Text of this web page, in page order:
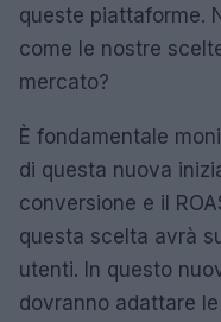
queste piattaforme.
come le nostre
mercato?
È fondamentale
di questa nuova
conversione e il
questa scelta avrà
utenti. In questo
dovranno adattare